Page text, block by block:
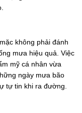
không phải đánh
mưa hiệu quả. Việc
mỹ cá nhân vừa
ngày mưa bão
tự tin khi ra đường.